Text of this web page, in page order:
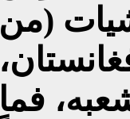
(من
فما